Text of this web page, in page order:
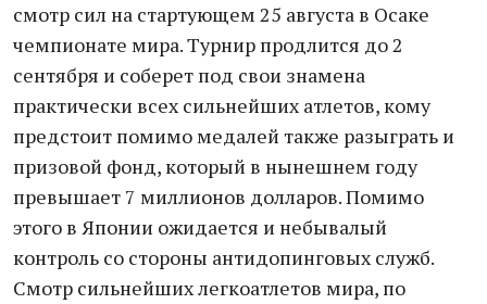
смотр сил на стартующем 25 августа в Осаке
чемпионате мира. Турнир продлится до 2
сентября и соберет под свои знамена
практически всех сильнейших атлетов, кому
предстоит помимо медалей также разыграть и
призовой фонд, который в нынешнем году
превышает 7 миллионов долларов. Помимо
этого в Японии ожидается и небывалый
контроль со стороны антидопинговых служб.
Смотр сильнейших легкоатлетов мира, по